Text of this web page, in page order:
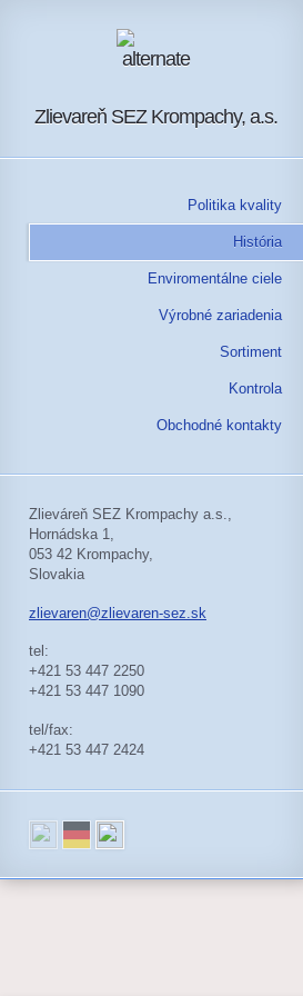
Zlievareň SEZ Krompachy, a.s.
Politika kvality
História
Enviromentálne ciele
Výrobné zariadenia
Sortiment
Kontrola
Obchodné kontakty
Zlieváreň SEZ Krompachy a.s.,
Hornádska 1,
053 42 Krompachy,
Slovakia
zlievaren@zlievaren-sez.sk
tel:
+421 53 447 2250
+421 53 447 1090
tel/fax:
+421 53 447 2424